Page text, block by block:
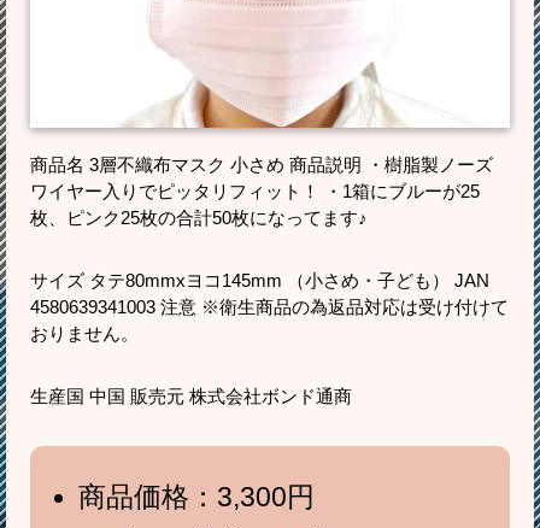
商品名 3層不織布マスク 小さめ 商品説明 ・樹脂製ノーズ
ワイヤー入りでピッタリフィット！ ・1箱にブルーが25
枚、ピンク25枚の合計50枚になってます♪
サイズ タテ80mmxヨコ145mm （小さめ・子ども） JAN
4580639341003 注意 ※衛生商品の為返品対応は受け付けて
おりません。
生産国 中国 販売元 株式会社ボンド通商
商品価格：3,300円